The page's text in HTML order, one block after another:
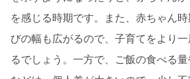
を感じる時期です。また、赤ちゃん
びの幅も広がるので、子育てをより
るでしょう。一方で、ご飯の食べる